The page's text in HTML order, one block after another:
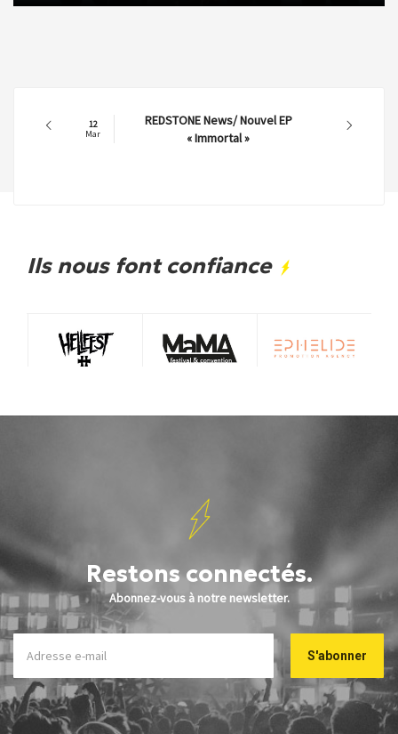
12
Mar
REDSTONE News/ Nouvel EP
« Immortal »
Ils nous font confiance
Restons connectés.
Abonnez-vous à notre newsletter.